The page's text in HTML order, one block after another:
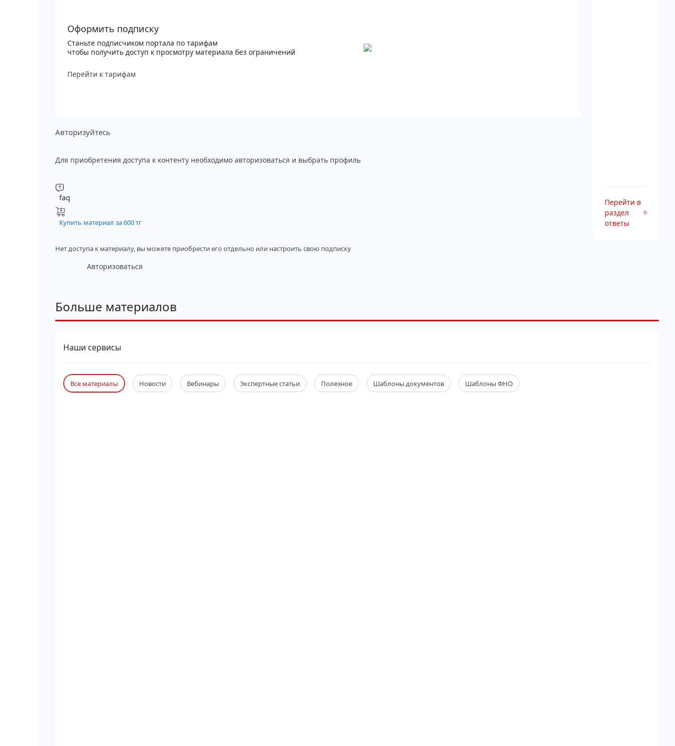
Оформить подписку
Станьте подписчиком портала по тарифам
чтобы получить доступ к просмотру материала без ограничений
Перейти к тарифам
Авторизуйтесь
Для приобретения доступа к контенту необходимо авторизоваться и выбрать профиль
faq
Купить материал за 600 тг
Нет доступа к материалу, вы можете приобрести его отдельно или настроить свою подписку
Авторизоваться
Перейти в
раздел
ответы
Больше материалов
Наши сервисы
Все материалы Новости Вебинары Экспертные статьи Полезное Шаблоны документов Шаблоны ФНО